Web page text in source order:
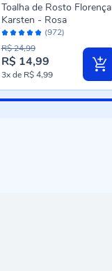
Avaliação:
96%
(972)
Toalha de Rosto Florença
Karsten - Rosa
Preço
especial
R$ 14,99
R$ 24,99
3xde R$ 4,99